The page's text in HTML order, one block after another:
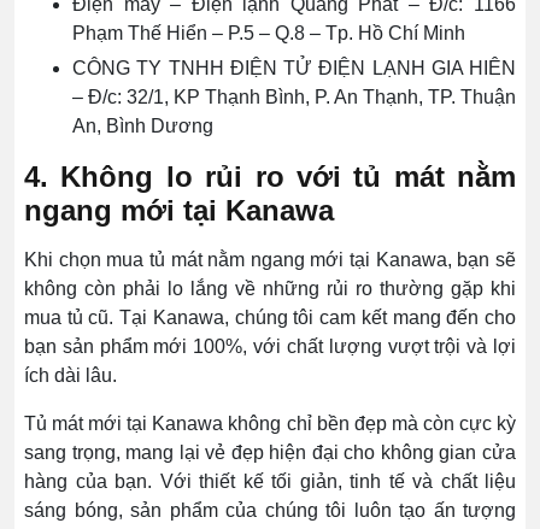
Phạm Thế Hiển – P.5 – Q.8 – Tp. Hồ Chí Minh
CÔNG TY TNHH ĐIỆN TỬ ĐIỆN LẠNH GIA HIÊN
– Đ/c: 32/1, KP Thạnh Bình, P. An Thạnh, TP. Thuận
An, Bình Dương
4. Không lo rủi ro với tủ mát nằm
ngang mới tại Kanawa
Khi chọn mua tủ mát nằm ngang mới tại Kanawa, bạn sẽ
không còn phải lo lắng về những rủi ro thường gặp khi
mua tủ cũ. Tại Kanawa, chúng tôi cam kết mang đến cho
bạn sản phẩm mới 100%, với chất lượng vượt trội và lợi
ích dài lâu.
Tủ mát mới tại Kanawa không chỉ bền đẹp mà còn cực kỳ
sang trọng, mang lại vẻ đẹp hiện đại cho không gian cửa
hàng của bạn. Với thiết kế tối giản, tinh tế và chất liệu
sáng bóng, sản phẩm của chúng tôi luôn tạo ấn tượng